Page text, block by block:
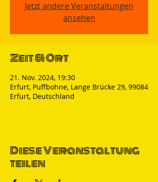
Jetzt andere Veranstaltungen
ansehen
Zeit & Ort
21. Nov. 2024, 19:30
Erfurt, Puffbohne, Lange Brücke 29, 99084
Erfurt, Deutschland
Diese Veranstaltung
teilen